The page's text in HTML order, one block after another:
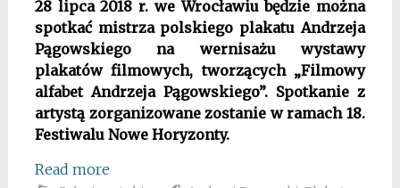
28 lipca 2018 r. we Wrocławiu będzie można
spotkać mistrza polskiego plakatu Andrzeja
Pągowskiego na wernisażu wystawy
plakatów filmowych, tworzących „Filmowy
alfabet Andrzeja Pągowskiego”. Spotkanie z
artystą zorganizowane zostanie w ramach 18.
Festiwalu Nowe Horyzonty.
Read more